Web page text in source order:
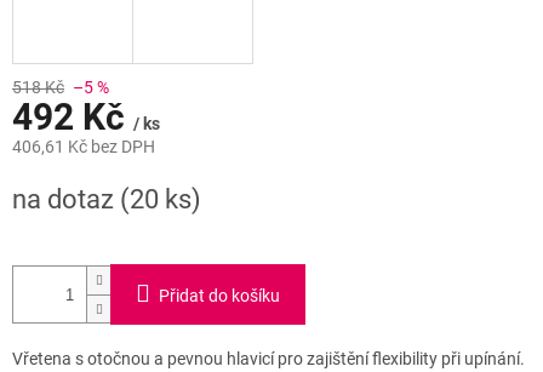
518 Kč –5 %
492 Kč / ks
406,61 Kč bez DPH
cena:
na dotaz (20 ks)
Přidat do košíku
Vřetena s otočnou a pevnou hlavicí pro zajištění flexibility při upínání.